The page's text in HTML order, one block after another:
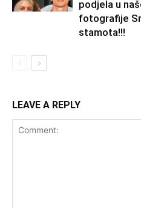
podjela u
fotografije
stamota!!!
LEAVE A REPLY